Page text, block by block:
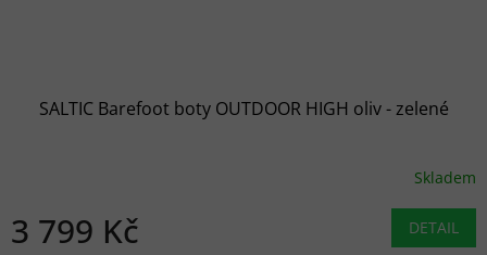
SALTIC Barefoot boty OUTDOOR HIGH oliv - zelené
Skladem
3 799 Kč DETAIL